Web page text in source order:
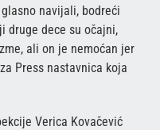
navijali, bodreći
druge dece su očajni,
ali on je nemoćan jer
Press nastavnica koja
Verica Kovačević